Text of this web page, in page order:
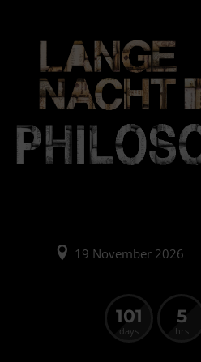
19 November 2026
101
days
5
hrs